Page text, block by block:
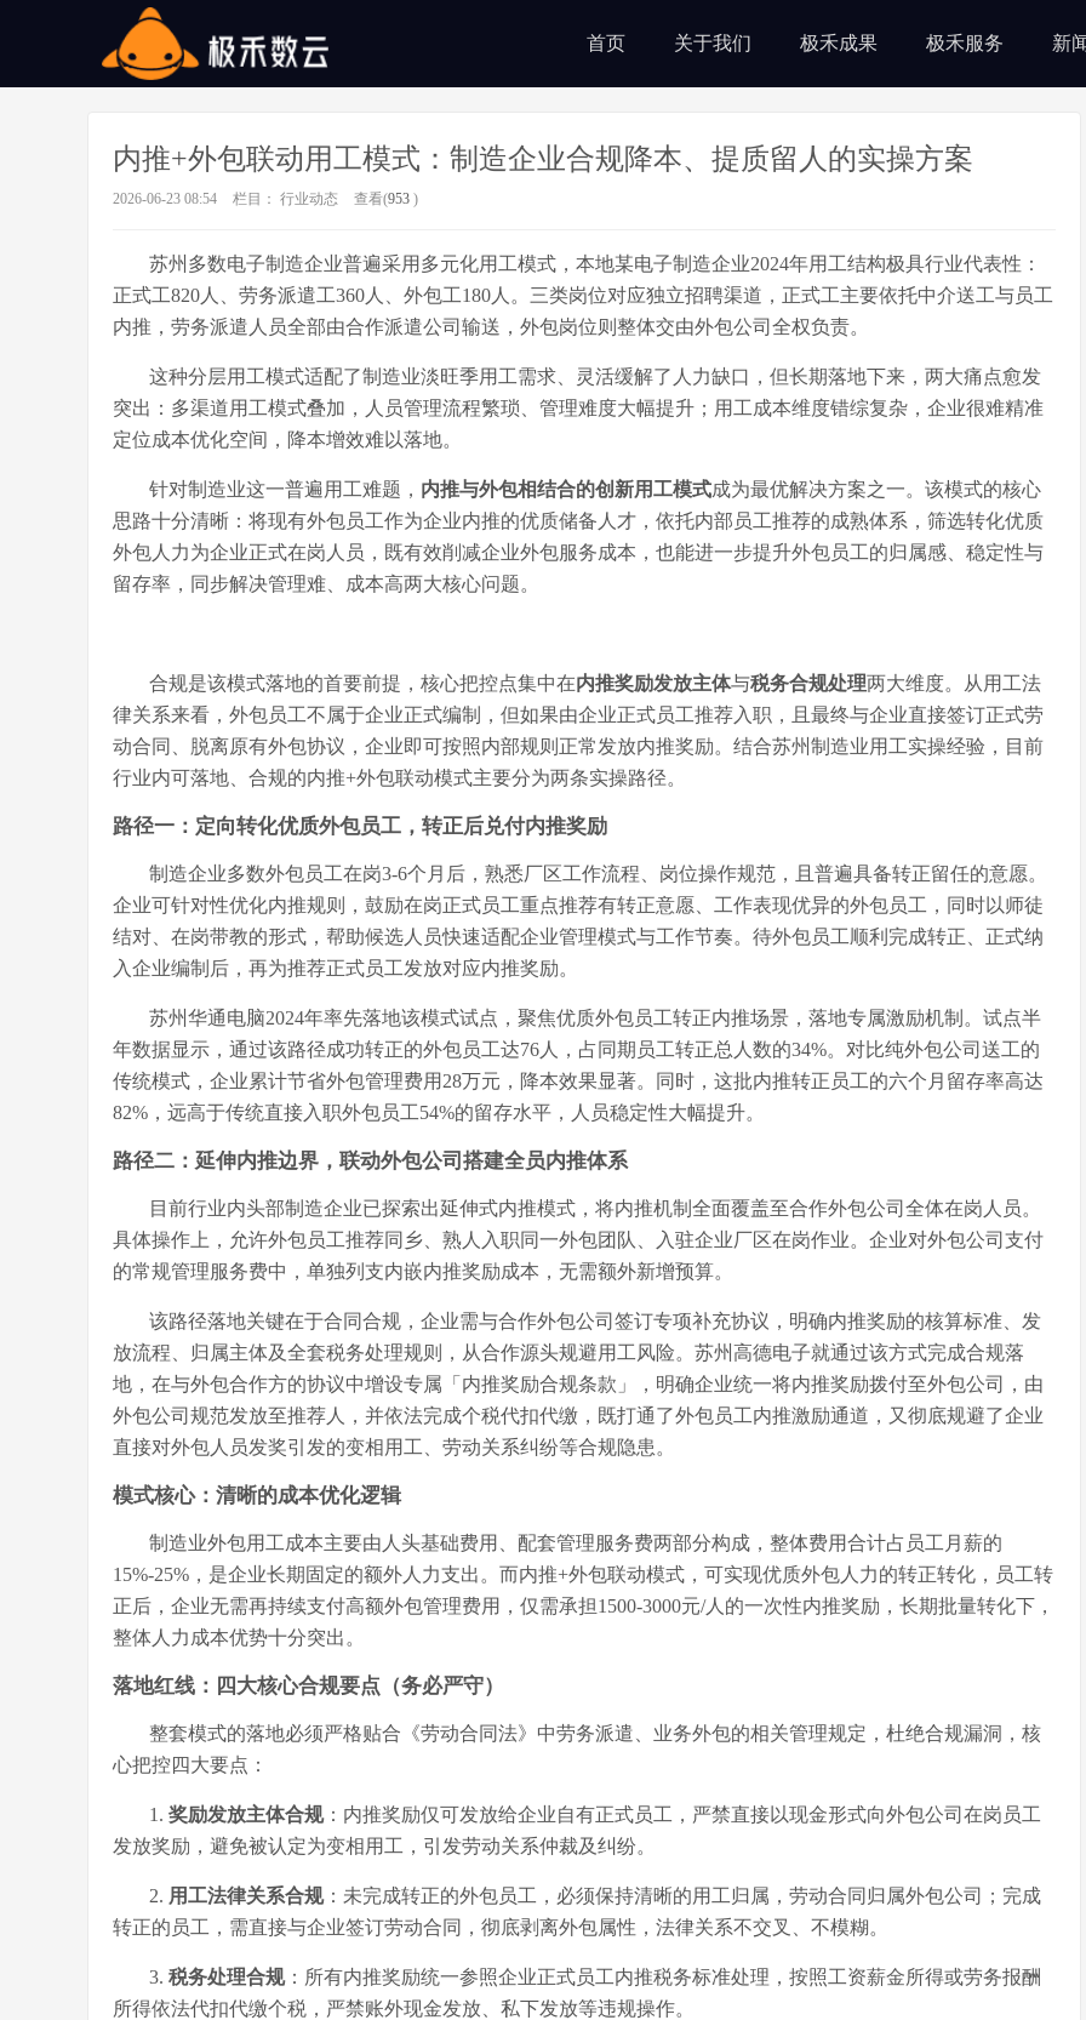
首页 关于我们 极禾成果 极禾服务 新
内推+外包联动用工模式：制造企业合规降本、提质留人的实操方案
2026-06-23 08:54 栏目： 行业动态 查看(953 )
苏州多数电子制造企业普遍采用多元化用工模式，本地某电子制造企业2024年用工结构极具行业代表性：
正式工820人、劳务派遣工360人、外包工180人。三类岗位对应独立招聘渠道，正式工主要依托中介送工与员工
内推，劳务派遣人员全部由合作派遣公司输送，外包岗位则整体交由外包公司全权负责。
这种分层用工模式适配了制造业淡旺季用工需求、灵活缓解了人力缺口，但长期落地下来，两大痛点愈发
突出：多渠道用工模式叠加，人员管理流程繁琐、管理难度大幅提升；用工成本维度错综复杂，企业很难精准
定位成本优化空间，降本增效难以落地。
针对制造业这一普遍用工难题， 内推与外包相结合的创新用工模式成为最优解决方案之一。该模式的核心
思路十分清晰：将现有外包员工作为企业内推的优质储备人才，依托内部员工推荐的成熟体系，筛选转化优质
外包人力为企业正式在岗人员，既有效削减企业外包服务成本，也能进一步提升外包员工的归属感、稳定性与
留存率，同步解决管理难、成本高两大核心问题。
合规是该模式落地的首要前提，核心把控点集中在内推奖励发放主体与税务合规处理两大维度。从用工法
律关系来看，外包员工不属于企业正式编制，但如果由企业正式员工推荐入职，且最终与企业直接签订正式劳
动合同、脱离原有外包协议，企业即可按照内部规则正常发放内推奖励。结合苏州制造业用工实操经验，目前
行业内可落地、合规的内推+外包联动模式主要分为两条实操路径。
路径一：定向转化优质外包员工，转正后兑付内推奖励
制造企业多数外包员工在岗3-6个月后，熟悉厂区工作流程、岗位操作规范，且普遍具备转正留任的意愿。
企业可针对性优化内推规则，鼓励在岗正式员工重点推荐有转正意愿、工作表现优异的外包员工，同时以师徒
结对、在岗带教的形式，帮助候选人员快速适配企业管理模式与工作节奏。待外包员工顺利完成转正、正式纳
入企业编制后，再为推荐正式员工发放对应内推奖励。
苏州华通电脑2024年率先落地该模式试点，聚焦优质外包员工转正内推场景，落地专属激励机制。试点半
年数据显示，通过该路径成功转正的外包员工达76人，占同期员工转正总人数的34%。对比纯外包公司送工的
传统模式，企业累计节省外包管理费用28万元，降本效果显著。同时，这批内推转正员工的六个月留存率高达
82%，远高于传统直接入职外包员工54%的留存水平，人员稳定性大幅提升。
路径二：延伸内推边界，联动外包公司搭建全员内推体系
目前行业内头部制造企业已探索出延伸式内推模式，将内推机制全面覆盖至合作外包公司全体在岗人员。
具体操作上，允许外包员工推荐同乡、熟人入职同一外包团队、入驻企业厂区在岗作业。企业对外包公司支付
的常规管理服务费中，单独列支内嵌内推奖励成本，无需额外新增预算。
该路径落地关键在于合同合规，企业需与合作外包公司签订专项补充协议，明确内推奖励的核算标准、发
放流程、归属主体及全套税务处理规则，从合作源头规避用工风险。苏州高德电子就通过该方式完成合规落
地，在与外包合作方的协议中增设专属「内推奖励合规条款」，明确企业统一将内推奖励拨付至外包公司，由
外包公司规范发放至推荐人，并依法完成个税代扣代缴，既打通了外包员工内推激励通道，又彻底规避了企业
直接对外包人员发奖引发的变相用工、劳动关系纠纷等合规隐患。
模式核心：清晰的成本优化逻辑
制造业外包用工成本主要由人头基础费用、配套管理服务费两部分构成，整体费用合计占员工月薪的
15%-25%，是企业长期固定的额外人力支出。而内推+外包联动模式，可实现优质外包人力的转正转化，员工转
正后，企业无需再持续支付高额外包管理费用，仅需承担1500-3000元/人的一次性内推奖励，长期批量转化下，
整体人力成本优势十分突出。
落地红线：四大核心合规要点（务必严守）
整套模式的落地必须严格贴合《劳动合同法》中劳务派遣、业务外包的相关管理规定，杜绝合规漏洞，核
心把控四大要点：
1. 奖励发放主体合规：内推奖励仅可发放给企业自有正式员工，严禁直接以现金形式向外包公司在岗员工
发放奖励，避免被认定为变相用工，引发劳动关系仲裁及纠纷。
2. 用工法律关系合规：未完成转正的外包员工，必须保持清晰的用工归属，劳动合同归属外包公司；完成
转正的员工，需直接与企业签订劳动合同，彻底剥离外包属性，法律关系不交叉、不模糊。
3. 税务处理合规：所有内推奖励统一参照企业正式员工内推税务标准处理，按照工资薪金所得或劳务报酬
所得依法代扣代缴个税，严禁账外现金发放、私下发放等违规操作。